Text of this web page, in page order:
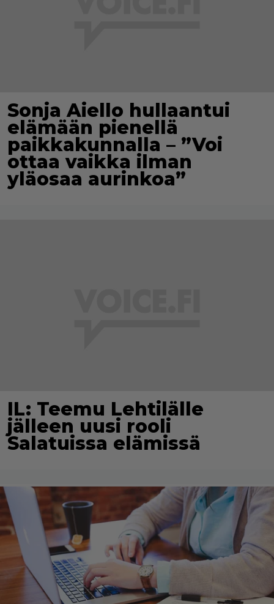
Sonja Aiello hullaantui
elämään pienellä
paikkakunnalla – ”Voi
ottaa vaikka ilman
yläosaa aurinkoa”
IL: Teemu Lehtilälle
jälleen uusi rooli
Salatuissa elämissä